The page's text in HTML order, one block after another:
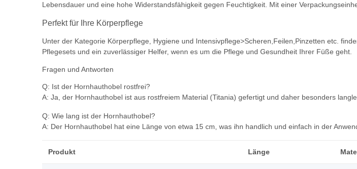
Lebensdauer und eine hohe Widerstandsfähigkeit gegen Feuchtigkeit. Mit einer
Perfekt für Ihre Körperpflege
Unter der Kategorie Körperpflege, Hygiene und Intensivpflege>Scheren,Feilen,Pinzetten etc.
Pflegesets und ein zuverlässiger Helfer, wenn es um die Pflege und Gesundheit Ihrer Füße geht.
Fragen und Antworten
Q: Ist der Hornhauthobel rostfrei?
A: Ja, der Hornhauthobel ist aus rostfreiem Material (Titania) gefertigt und daher besonders
Q: Wie lang ist der Hornhauthobel?
A: Der Hornhauthobel hat eine Länge von etwa 15 cm, was ihn handlich und einfach in der
Produkt Länge